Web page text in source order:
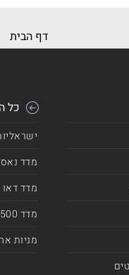
דף הבית
כל
מדד
מדד דאו
מדד 500 S&P
מניות